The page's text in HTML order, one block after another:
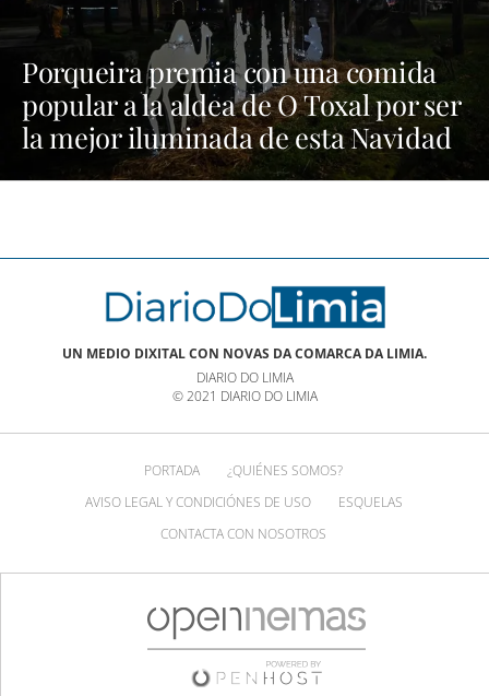
Porqueira premia con una comida
popular a la aldea de O Toxal por ser
la mejor iluminada de esta Navidad
UN MEDIO DIXITAL CON NOVAS DA COMARCA DA LIMIA.
DIARIO DO LIMIA
© 2021 DIARIO DO LIMIA
PORTADA
¿QUIÉNES SOMOS?
AVISO LEGAL Y CONDICIÓNES DE USO
ESQUELAS
CONTACTA CON NOSOTROS